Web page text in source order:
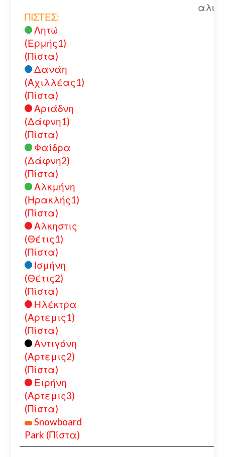
ΠΙΣΤΕΣ:
Λητώ
(Ερμής1)
(Πίστα)
Δανάη
(Αχιλλέας1)
(Πίστα)
Αριάδνη
(Δάφνη1)
(Πίστα)
Φαίδρα
(Δάφνη2)
(Πίστα)
Αλκμήνη
(Ηρακλής1)
(Πίστα)
Αλκηστις
(Θέτις1)
(Πίστα)
Ισμήνη
(Θέτις2)
(Πίστα)
Ηλέκτρα
(Αρτεμις1)
(Πίστα)
Αντιγόνη
(Αρτεμις2)
(Πίστα)
Ειρήνη
(Αρτεμις3)
(Πίστα)
Snowboard
Park (Πίστα)